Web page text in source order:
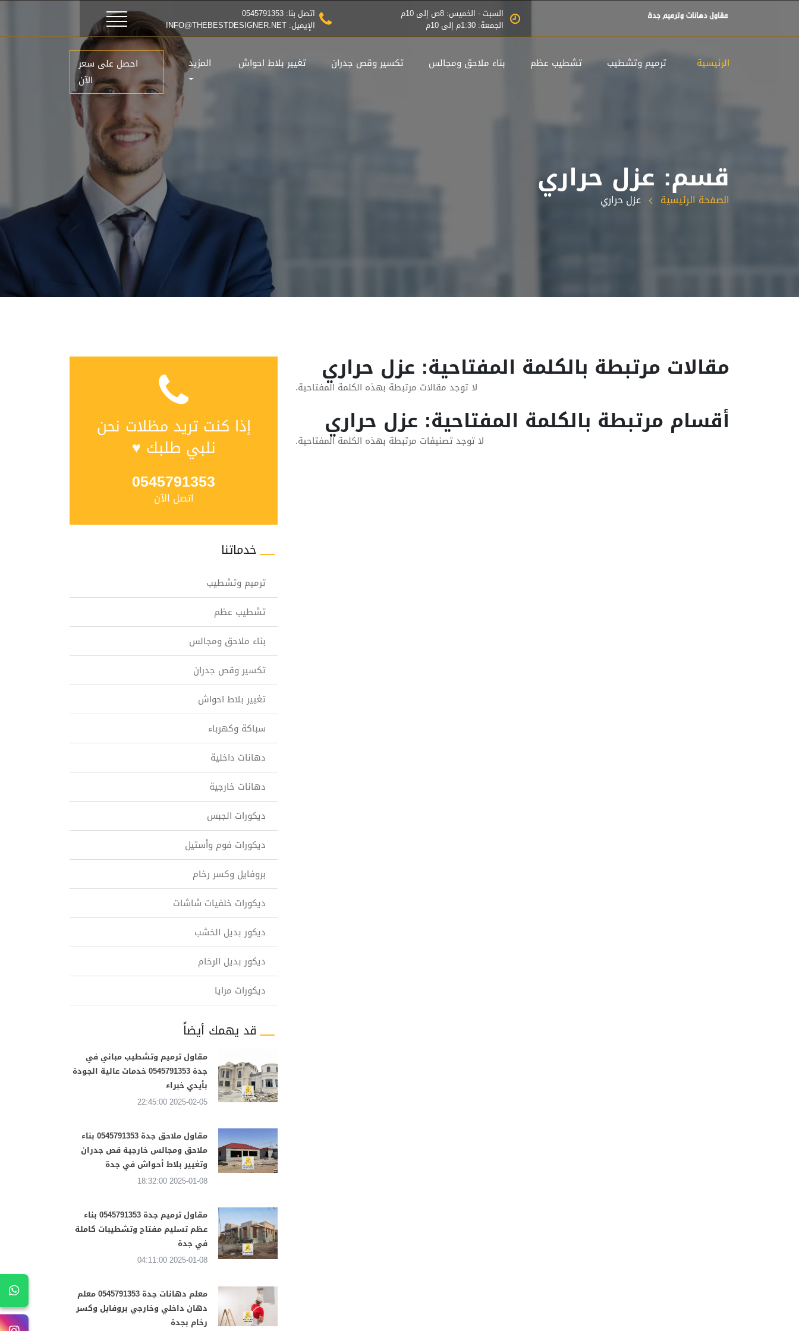
السبت - الخميس: 8ص إلى 10م
الجمعة: 1:30م إلى 10م
اتصل بنا: 0545791353
الإيميل: INFO@THEBESTDESIGNER.NET
الرئيسية ترميم وتشطيب تشطيب عظم بناء ملاحق ومجالس تكسير وقص جدران تغيير بلاط احواش المزيد
احصل على سعر
الآن
قسم: عزل حراري
الصفحة الرئيسية عزل حراري
مقالات مرتبطة بالكلمة المفتاحية: عزل حراري
لا توجد مقالات مرتبطة بهذه الكلمة المفتاحية.
أقسام مرتبطة بالكلمة المفتاحية: عزل حراري
لا توجد تصنيفات مرتبطة بهذه الكلمة المفتاحية.
إذا كنت تريد مظلات نحن
نلبي طلبك ♥
0545791353
اتصل الآن
خدماتنا
ترميم وتشطيب
تشطيب عظم
بناء ملاحق ومجالس
تكسير وقص جدران
تغيير بلاط احواش
سباكة وكهرباء
دهانات داخلية
دهانات خارجية
ديكورات الجبس
ديكورات فوم وأستيل
بروفايل وكسر رخام
ديكورات خلفيات شاشات
ديكور بديل الخشب
ديكور بديل الرخام
ديكورات مرايا
قد يهمك أيضاً
مقاول ترميم وتشطيب مباني في
جدة 0545791353 خدمات عالية الجودة
بأيدي خبراء
2025-02-05 22:45:00
مقاول ملاحق جدة 0545791353 بناء
ملاحق ومجالس خارجية قص جدران
وتغيير بلاط أحواش في جدة
2025-01-08 18:32:00
مقاول ترميم جدة 0545791353 بناء
عظم تسليم مفتاح وتشطيبات كاملة
في جدة
2025-01-08 04:11:00
معلم دهانات جدة 0545791353 معلم
دهان داخلي وخارجي بروفايل وكسر
رخام بجدة